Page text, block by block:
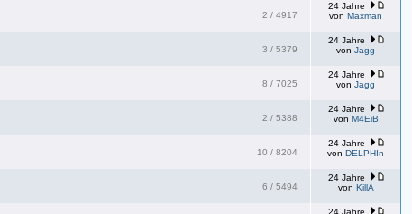
2 / 4917
24 Jahre
von Maxman
3 / 5379
24 Jahre
von Jagg
8 / 7025
24 Jahre
von Jagg
2 / 5388
24 Jahre
von M4EiB
10 / 8204
24 Jahre
von DELPHIn
6 / 5494
24 Jahre
von KillA
24 Jahre